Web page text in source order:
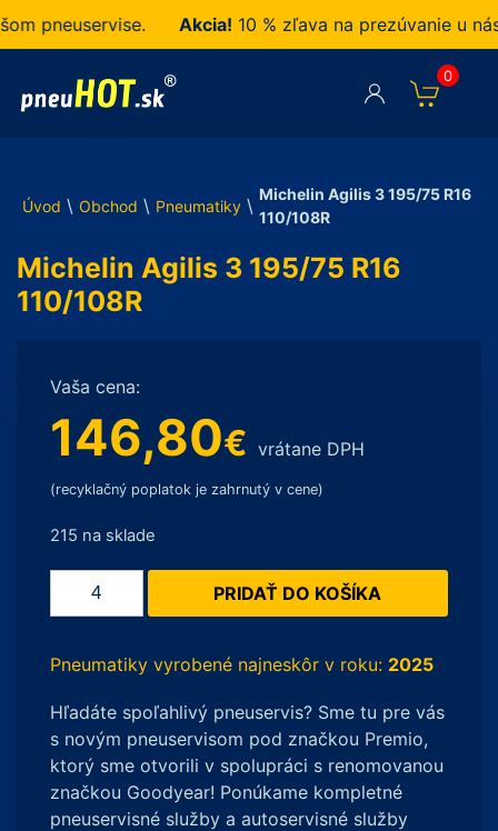
pneuservise. Akcia!10 % zľava na prezúvanie u nás
0
Úvod \ Obchod \ Pneumatiky \
Michelin Agilis 3 195/75 R16
110/108R
Michelin Agilis 3 195/75 R16
110/108R
Vaša cena:
146,80€ vrátane DPH
(recyklačný poplatok je zahrnutý v cene)
215 na sklade
množstvo
3
R16
110/108R
PRIDAŤ DO KOŠÍKA
Pneumatiky vyrobené najneskôr v roku: 2025
Hľadáte spoľahlivý pneuservis? Sme tu pre vás
s novým pneuservisom pod značkou Premio,
ktorý sme otvorili v spolupráci s renomovanou
značkou Goodyear! Ponúkame kompletné
pneuservisné služby a autoservisné služby